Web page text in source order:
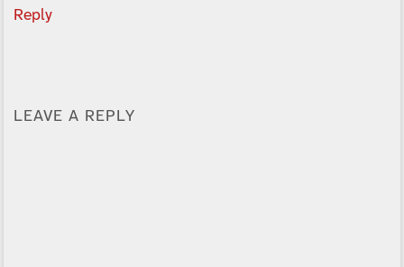
Reply
LEAVE A REPLY